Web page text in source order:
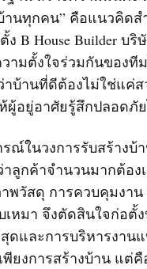
านทุกคน” คือแนวคิด
ง B House Builder บ
ามตั้งใจร่วมกันของที
าบ้านที่ดีต้องไม่ใช่แค่
ผู้อยู่อาศัยรู้สึกปลอดภั
ณ์ในวงการรับสร้างบ้
ลูกค้าจำนวนมากต้อง
พวัสดุ การควบคุมงา
เหมา จึงตัดสินใจก่อ
ดและการบริหารงาน
พียงการสร้างบ้าน แต่